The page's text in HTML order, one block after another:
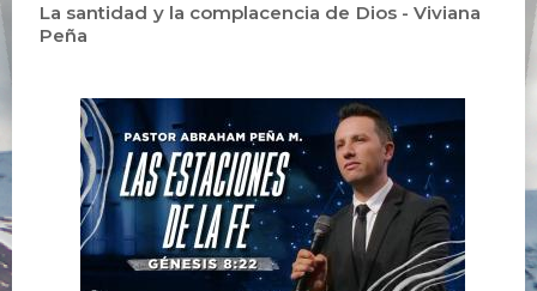
La santidad y la complacencia de Dios - Viviana
Peña